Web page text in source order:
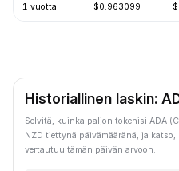
1 vuotta $0.963099
Historiallinen laskin:
Selvitä, kuinka paljon tokenisi ADA
NZD tiettynä päivämääränä, ja
vertautuu tämän päivän arvoon.